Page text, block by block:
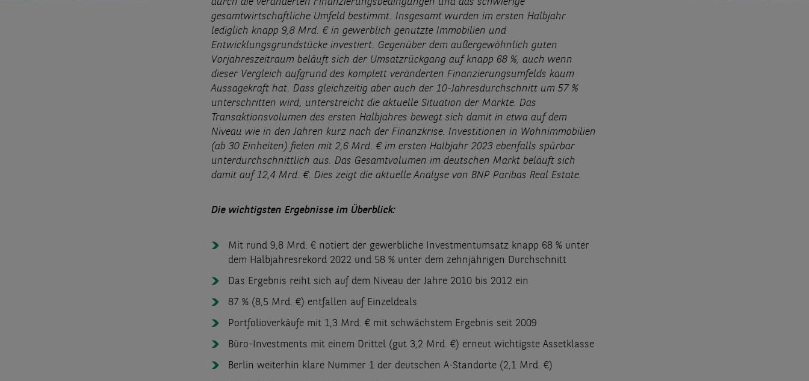
durch die veränderten Finanzierungsbedingungen und das schwierige
gesamtwirtschaftliche Umfeld bestimmt. Insgesamt wurden im ersten Halbjahr
lediglich knapp 9,8 Mrd. € in gewerblich genutzte Immobilien und
Entwicklungsgrundstücke investiert. Gegenüber dem außergewöhnlich guten
Vorjahreszeitraum beläuft sich der Umsatzrückgang auf knapp 68 %, auch wenn
dieser Vergleich aufgrund des komplett veränderten Finanzierungsumfelds kaum
Aussagekraft hat. Dass gleichzeitig aber auch der 10-Jahresdurchschnitt um 57 %
unterschritten wird, unterstreicht die aktuelle Situation der Märkte. Das
Transaktionsvolumen des ersten Halbjahres bewegt sich damit in etwa auf dem
Niveau wie in den Jahren kurz nach der Finanzkrise. Investitionen in Wohnimmobilien
(ab 30 Einheiten) fielen mit 2,6 Mrd. € im ersten Halbjahr 2023 ebenfalls spürbar
unterdurchschnittlich aus. Das Gesamtvolumen im deutschen Markt beläuft sich
damit auf 12,4 Mrd. €. Dies zeigt die aktuelle Analyse von BNP Paribas Real Estate.
Die wichtigsten Ergebnisse im Überblick:
Mit rund 9,8 Mrd. € notiert der gewerbliche Investmentumsatz knapp 68 % unter
dem Halbjahresrekord 2022 und 58 % unter dem zehnjährigen Durchschnitt
Das Ergebnis reiht sich auf dem Niveau der Jahre 2010 bis 2012 ein
87 % (8,5 Mrd. €) entfallen auf Einzeldeals
Portfolioverkäufe mit 1,3 Mrd. € mit schwächstem Ergebnis seit 2009
Büro-Investments mit einem Drittel (gut 3,2 Mrd. €) erneut wichtigste Assetklasse
Berlin weiterhin klare Nummer 1 der deutschen A-Standorte (2,1 Mrd. €)